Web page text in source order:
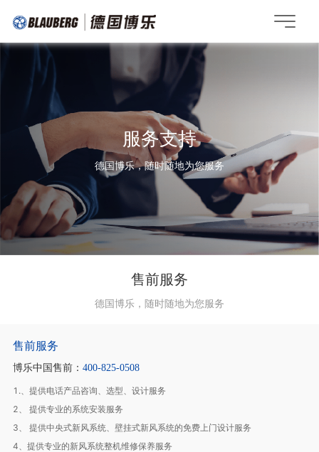
服务支持
德国博乐，随时随地为您服务
售前服务
德国博乐，随时随地为您服务
售前服务
博乐中国售前： 400-825-0508
1.、提供电话产品咨询、选型、设计服务
2、 提供专业的系统安装服务
3、 提供中央式新风系统、壁挂式新风系统的免费上门设计服务
4、提供专业的新风系统整机维修保养服务